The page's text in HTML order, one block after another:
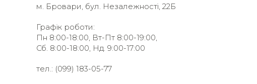
м. Бровари, бул. Незалежності, 22Б
Графік роботи:
Пн 8:00-18:00, Вт-Пт 8:00-19:00,
Сб. 8:00-18:00, Нд. 9:00-17:00
тел.: (099) 183-05-77